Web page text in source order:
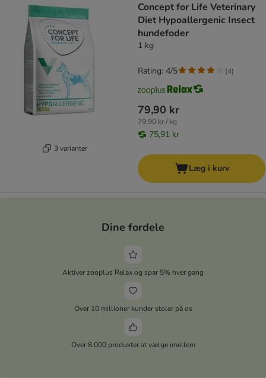
3 varianter
Concept for Life Veterinary
Diet Hypoallergenic Insect
hundefoder
1 kg
79,90 kr
79,90 kr / kg
75,91 kr
Rating: 4/5 (4)
Læg i kurv
Dine fordele
Aktiver zooplus Relax og spar 5% hver gang
Over 10 millioner kunder stoler på os
Over 8.000 produkter at vælge imellem